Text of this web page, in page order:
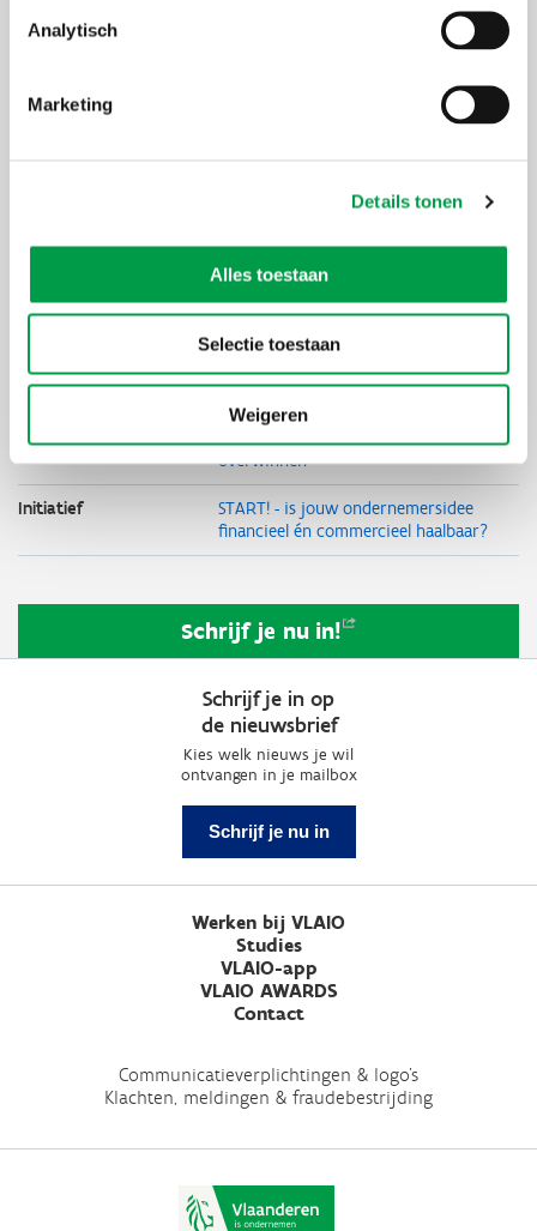
Analytisch
Marketing
Details tonen
Alles toestaan
Selectie toestaan
Weigeren
inschrijvingsdatum
Starter
Duurzaam
ondernemen
Circulair
ondernemen
Sociaal
ondernemen
Moeilijkheden
overwinnen
Initiatief
START! - is jouw ondernemersidee
financieel én commercieel haalbaar?
Schrijf je nu in!
Schrijf je in op
de nieuwsbrief
Kies welk nieuws je wil
ontvangen in je mailbox
Schrijf je nu in
Werken bij VLAIO
Studies
VLAIO-app
VLAIO AWARDS
Contact
Communicatieverplichtingen & logo's
Klachten, meldingen & fraudebestrijding